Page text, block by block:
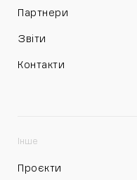
Партнери
Звіти
Контакти
Інше
Проєкти